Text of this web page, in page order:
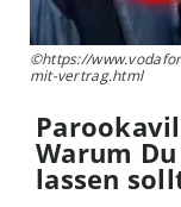
©https://
mit-vertrag.html
Warum
lassen